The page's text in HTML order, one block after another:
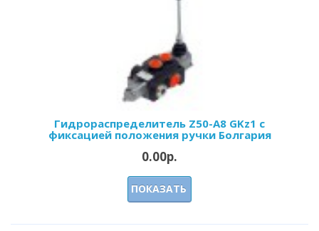
Гидрораспределитель Z50-А8 GKz1 с
фиксацией положения ручки Болгария
0.00р.
ПОКАЗАТЬ